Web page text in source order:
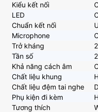
Kiểu kết nối
LED
Chuẩn kết nối
Microphone
Trở kháng
Tần số
Khả năng cách âm
Chất liệu khung
Chất liệu đệm tai nghe
Phụ kiện đi kèm
Tương thích